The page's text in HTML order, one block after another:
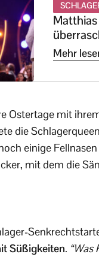
Mehr
Ostertage mit
die
einige
mit dem die
Süßigkeiten. “Was